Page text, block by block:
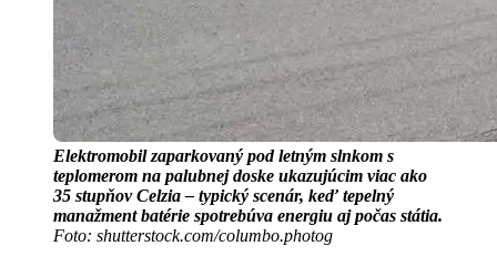
Elektromobil zaparkovaný pod letným slnkom s
teplomerom na palubnej doske ukazujúcim viac ako
35 stupňov Celzia – typický scenár, keď tepelný
manažment batérie spotrebúva energiu aj počas státia.
Foto: shutterstock.com/columbo.photog